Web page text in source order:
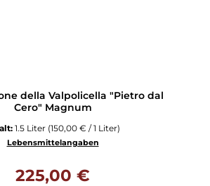
della Valpolicella "Pietro dal
Cero" Magnum
1.5 Liter (150,00 € / 1 Liter)
Lebensmittelangaben
225,00 €